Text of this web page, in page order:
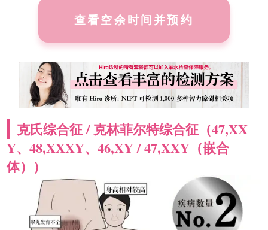
查看空余时间并预约
克氏综合征 / 克林菲尔特综合征（47,XX
Y、48,XXXY、46,XY / 47,XXY（嵌合
体））